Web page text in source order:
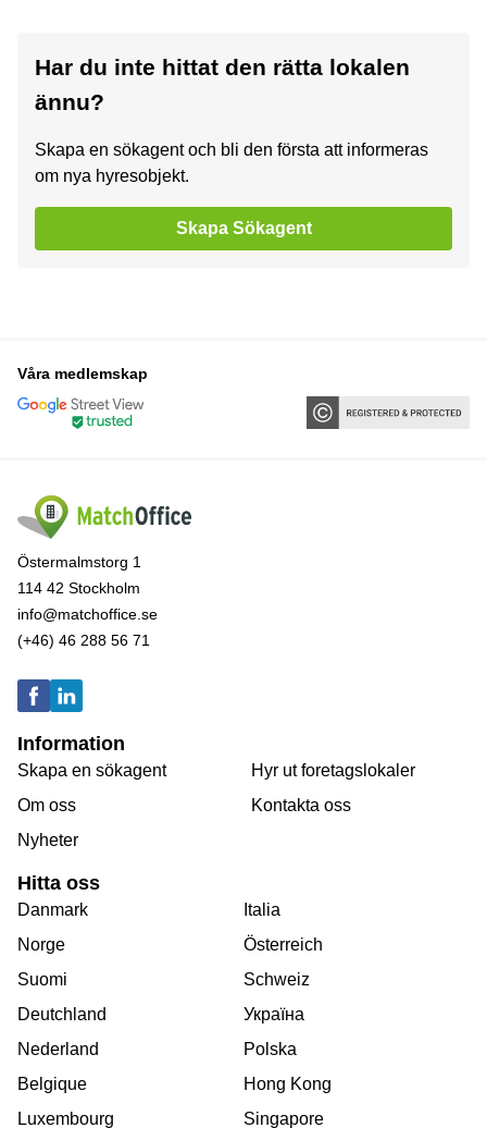
Har du inte hittat den rätta lokalen
ännu?
Skapa en sökagent och bli den första att informeras
om nya hyresobjekt.
Skapa Sökagent
Våra medlemskap
Östermalmstorg 1
114 42 Stockholm
info@matchoffice.se
(+46) 46 288 56 71
Information
Skapa en sökagent
Om oss
Nyheter
Hyr ut foretagslokaler
Kontakta oss
Hitta oss
Danmark
Norge
Suomi
Deutchland
Nederland
Belgique
Luxembourg
Italia
Österreich
Schweiz
Україна
Polska
Hong Kong
Singapore